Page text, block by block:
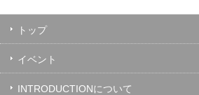
トップ
イベント
INTRODUCTIONについて